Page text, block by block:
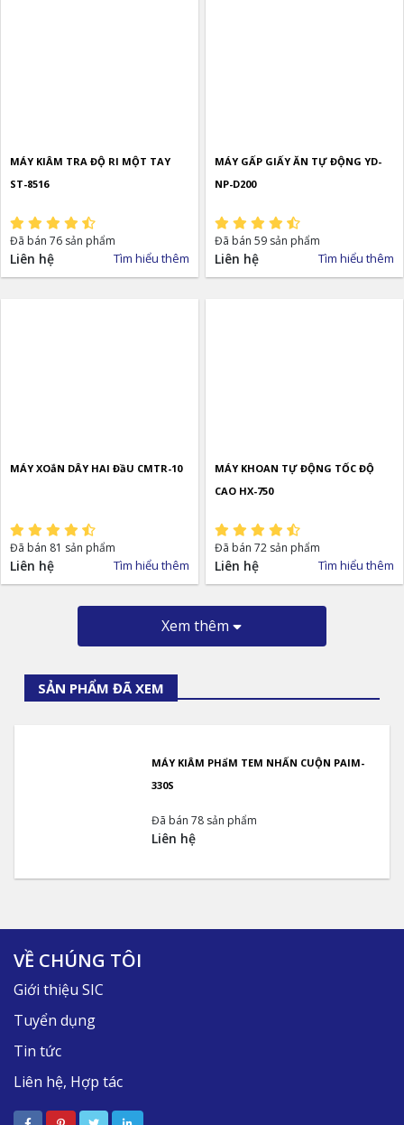
MÁY KIÂM TRA ĐỘ RI MỘT TAY
ST-8516
Đã bán 76 sản phẩm
Liên hệ Tìm hiểu thêm
MÁY GẤP GIẤY ĂN TỰ ĐỘNG YD-
NP-D200
Đã bán 59 sản phẩm
Liên hệ Tìm hiểu thêm
MÁY XOắN DÂY HAI ĐầU CMTR-10
Đã bán 81 sản phẩm
Liên hệ Tìm hiểu thêm
MÁY KHOAN TỰ ĐỘNG TỐC ĐỘ
CAO HX-750
Đã bán 72 sản phẩm
Liên hệ Tìm hiểu thêm
Xem thêm
SẢN PHẨM ĐÃ XEM
MÁY KIÂM PHẩM TEM NHẤN CUỘN PAIM-
330S
Đã bán 78 sản phẩm
Liên hệ
VỀ CHÚNG TÔI
Giới thiệu SIC
Tuyển dụng
Tin tức
Liên hệ, Hợp tác